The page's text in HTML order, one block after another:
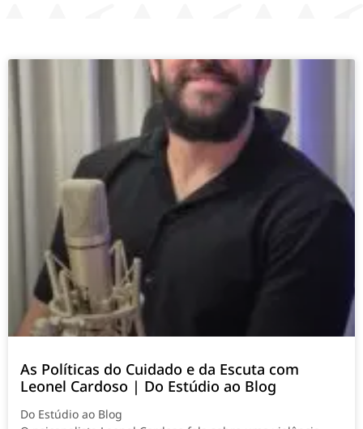
As Políticas do Cuidado e da Escuta com
Leonel Cardoso | Do Estúdio ao Blog
Do Estúdio ao Blog